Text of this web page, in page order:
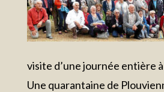
visite d’une journée entière
Une quarantaine de